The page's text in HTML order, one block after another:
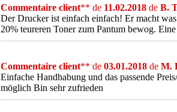
Commentaire client** de 11.02.2018 de B.
Der Drucker ist einfach einfach! Er macht
20% teureren Toner zum Pantum bewog.
Commentaire client** de 03.01.2018 de M.
Einfache Handhabung und das passende
möglich Bin sehr zufrieden